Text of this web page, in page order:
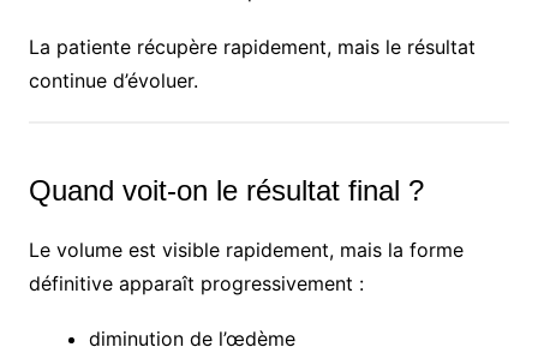
La patiente récupère rapidement, mais le résultat
continue d’évoluer.
Quand voit-on le résultat final ?
Le volume est visible rapidement, mais la forme
définitive apparaît progressivement :
diminution de l’œdème